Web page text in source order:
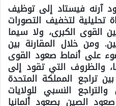
آرنه فيستاد إلى توظيف
تحليلية لتخفيف التصورات
القوى الكبرى، ولا سيما
ومن خلال المقارنة بين
على أنماط صعود القوى
والظروف التي تقود إلى
تراجع المملكة المتحدة
النسبي للولايات
الصين بصعود ألمانيا